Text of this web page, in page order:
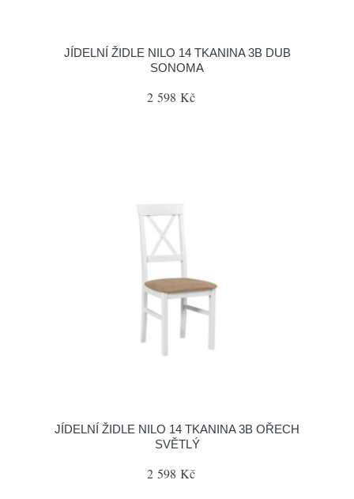
JÍDELNÍ ŽIDLE NILO 14 TKANINA 3B DUB
SONOMA
2 598 Kč
JÍDELNÍ ŽIDLE NILO 14 TKANINA 3B OŘECH
SVĚTLÝ
2 598 Kč